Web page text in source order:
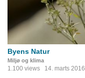
Byens Natur
Miljø og klima
1.100 views 14. marts 2016